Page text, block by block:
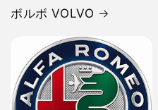
ボルボ VOLVO